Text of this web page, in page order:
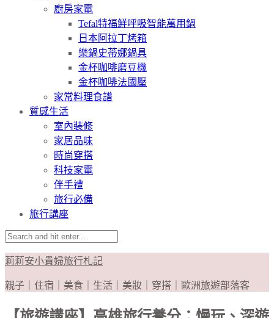
廚房家電
Tefal特福鮮呼吸智能萬用鍋
日本阿拉丁烤箱
樂鍋史蒂娜鍋具
金杯咖啡磨豆機
金杯咖啡法國壓
家常料理食譜
質感生活
室內裝修
家居品味
時尚穿搭
科技家電
伴手禮
旅行必備
旅行講座
莉莉安小貴婦旅行札記
親子｜住宿｜美食｜生活｜美妝｜穿搭｜歐洲旅遊部落客